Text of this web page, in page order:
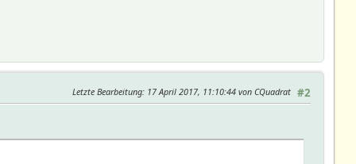
#2
Letzte Bearbeitung: 17 April 2017, 11:10:44 von CQuadrat